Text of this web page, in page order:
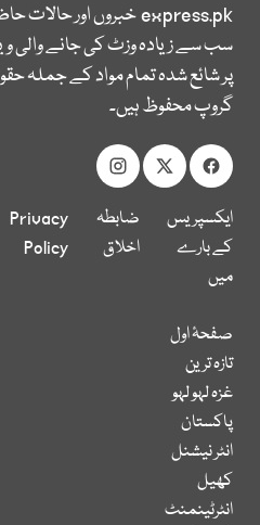
express.pkخبروں اور حالات
سب سے زیادہ وزٹ کی جانے
پر شائع شدہ تمام مواد کے جملہ
گروپ محفوظ ہیں۔
ایکسپریس
کے بارے
میں
ضابطہ
اخلاق
Privacy
Policy
صفحۂ اول
تازہ ترین
غزہ لہو لہو
پاکستان
انٹر نیشنل
کھیل
انٹرٹینمنٹ